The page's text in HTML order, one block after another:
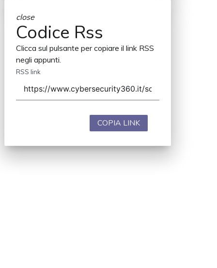
close
Codice Rss
Clicca sul pulsante per copiare il link RSS
negli appunti.
RSS link
COPIA LINK